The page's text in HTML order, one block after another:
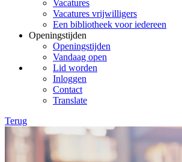
Vacatures
Vacatures vrijwilligers
Een bibliotheek voor iedereen
Openingstijden
Openingstijden
Vandaag open
Lid worden
Inloggen
Contact
Translate
Terug